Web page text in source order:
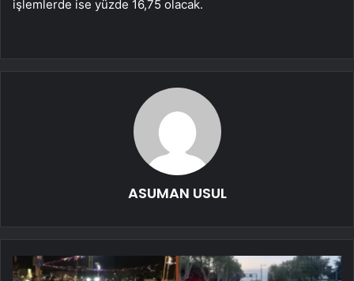
işlemlerde ise yüzde 16,75 olacak.
ASUMAN USUL